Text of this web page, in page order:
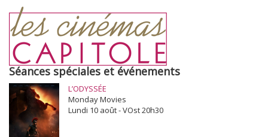
Séances spéciales et événements
L’ODYSSÉE
Monday Movies
Lundi 10 août - VOst 20h30